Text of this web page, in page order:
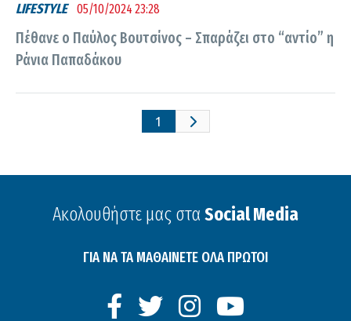
LIFESTYLE 05/10/2024 23:28
Πέθανε ο Παύλος Βουτσίνος – Σπαράζει στο “αντίο” η
Ράνια Παπαδάκου
1
Ακολουθήστε μας στα Social Media
ΓΙΑ ΝΑ ΤΑ ΜΑΘΑΙΝΕΤΕ ΟΛΑ ΠΡΩΤΟΙ